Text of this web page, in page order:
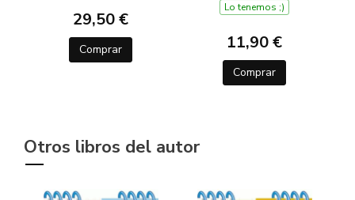
29,50 €
Comprar
Lo tenemos ;)
11,90 €
Comprar
Otros libros del autor